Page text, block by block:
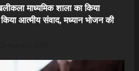
माध्यमिक शाला का किया
से किया आत्मीय संवाद, मध्यान भोजन की